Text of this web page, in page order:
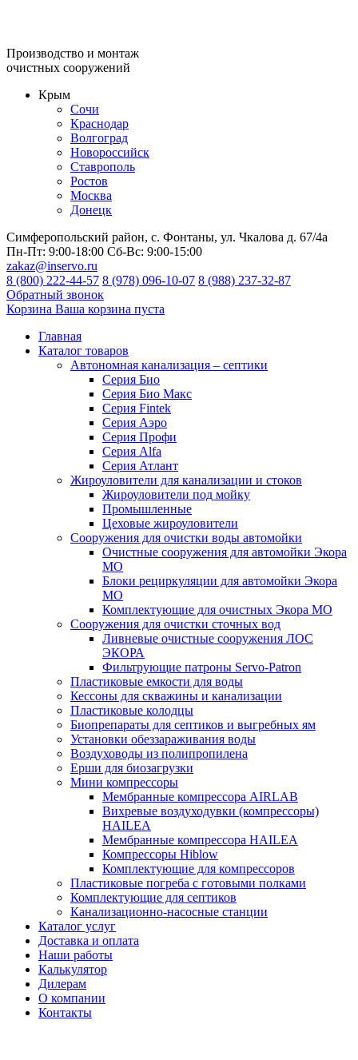
Производство и монтаж
очистных сооружений
Крым
Сочи
Краснодар
Волгоград
Новороссийск
Ставрополь
Ростов
Москва
Донецк
Симферопольский район, с. Фонтаны, ул. Чкалова д. 67/4а
Пн-Пт: 9:00-18:00 Сб-Вс: 9:00-15:00
zakaz@inservo.ru
8 (800) 222-44-57 8 (978) 096-10-07 8 (988) 237-32-87
Обратный звонок
Корзина Ваша корзина пуста
Главная
Каталог товаров
Автономная канализация – септики
Серия Био
Серия Био Макс
Серия Fintek
Серия Аэро
Серия Профи
Серия Alfa
Серия Атлант
Жироуловители для канализации и стоков
Жироуловители под мойку
Промышленные
Цеховые жироуловители
Сооружения для очистки воды автомойки
Очистные сооружения для автомойки Экора
МО
Блоки рециркуляции для автомойки Экора
МО
Комплектующие для очистных Экора МО
Сооружения для очистки сточных вод
Ливневые очистные сооружения ЛОС
ЭКОРА
Фильтрующие патроны Servo-Patron
Пластиковые емкости для воды
Кессоны для скважины и канализации
Пластиковые колодцы
Биопрепараты для септиков и выгребных ям
Установки обеззараживания воды
Воздуховоды из полипропилена
Ерши для биозагрузки
Мини компрессоры
Мембранные компрессора AIRLAB
Вихревые воздуходувки (компрессоры)
HAILEA
Мембранные компрессора HAILEA
Компрессоры Hiblow
Комплектующие для компрессоров
Пластиковые погреба с готовыми полками
Комплектующие для септиков
Канализационно-насосные станции
Каталог услуг
Доставка и оплата
Наши работы
Калькулятор
Дилерам
О компании
Контакты